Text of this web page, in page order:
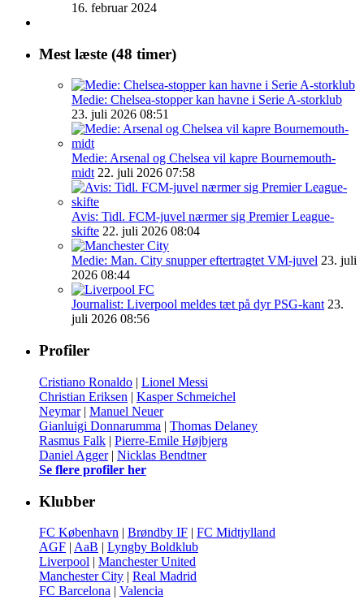
16. februar 2024
Mest læste (48 timer)
Medie: Chelsea-stopper kan havne i Serie A-storklub
23. juli 2026 08:51
Medie: Arsenal og Chelsea vil kapre Bournemouth-
midt 22. juli 2026 07:58
Avis: Tidl. FCM-juvel nærmer sig Premier League-
skifte 22. juli 2026 08:04
Medie: Man. City snupper eftertragtet VM-juvel 23. juli
2026 08:44
Journalist: Liverpool meldes tæt på dyr PSG-kant 23.
juli 2026 08:56
Profiler
Cristiano Ronaldo | Lionel Messi
Christian Eriksen | Kasper Schmeichel
Neymar| Manuel Neuer
Gianluigi Donnarumma | Thomas Delaney
Rasmus Falk | Pierre-Emile Højbjerg
Daniel Agger| Nicklas Bendtner
Se flere profiler her
Klubber
FC København | Brøndby IF | FC Midtjylland
AGF | AaB | Lyngby Boldklub
Liverpool | Manchester United
Manchester City | Real Madrid
FC Barcelona | Valencia